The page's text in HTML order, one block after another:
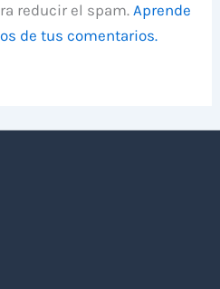
reducir el spam.Aprende
de tus comentarios.